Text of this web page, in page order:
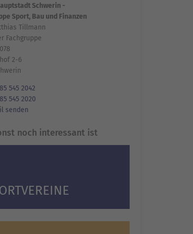
Schwerin -
Sport, Bau und Finanzen
Tillmann
Fachgruppe
2-6
545 2042
545 2020
senden
noch interessant ist